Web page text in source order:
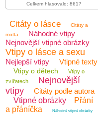
Celkem hlasovalo: 8617
Citáty o lásce
Citáty a
motta
Náhodné vtipy
Nejnovější vtipné obrázky
Vtipy o lásce a sexu
Nejlepší vtipy Vtipné texty
Vtipy o dětech
Vtipy o
zvířatech
Nejnovější
vtipy
Citáty podle autora
Vtipné obrázky
Přání
a přáníčka
Náhodné vtipné obrázky